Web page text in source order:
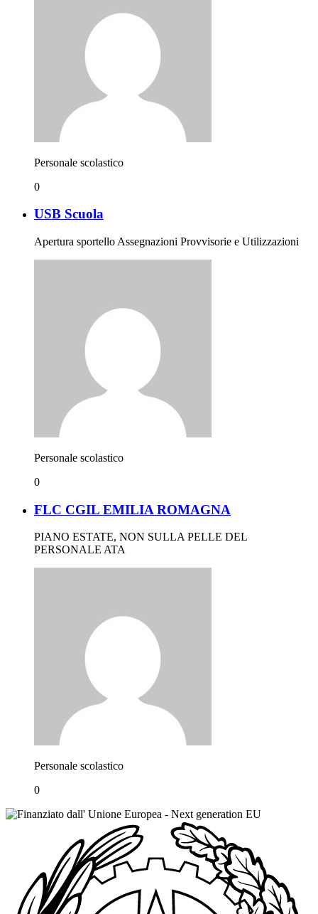
Personale scolastico
0
USB Scuola
Apertura sportello Assegnazioni Provvisorie e Utilizzazioni
Personale scolastico
0
FLC CGIL EMILIA ROMAGNA
PIANO ESTATE, NON SULLA PELLE DEL
PERSONALE ATA
Personale scolastico
0